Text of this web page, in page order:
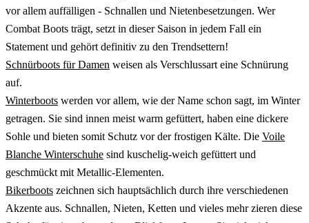
vor allem auffälligen - Schnallen und Nietenbesetzungen. Wer
Combat Boots trägt, setzt in dieser Saison in jedem Fall ein
Statement und gehört definitiv zu den Trendsettern!
Schnürboots für Damen weisen als Verschlussart eine Schnürung
auf.
Winterboots werden vor allem, wie der Name schon sagt, im Winter
getragen. Sie sind innen meist warm gefüttert, haben eine dickere
Sohle und bieten somit Schutz vor der frostigen Kälte. Die Voile
Blanche Winterschuhe sind kuschelig-weich gefüttert und
geschmückt mit Metallic-Elementen.
Bikerboots zeichnen sich hauptsächlich durch ihre verschiedenen
Akzente aus. Schnallen, Nieten, Ketten und vieles mehr zieren diese